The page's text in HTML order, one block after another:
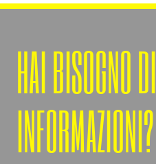
HAI BISOGNO DI
INFORMAZIONI?